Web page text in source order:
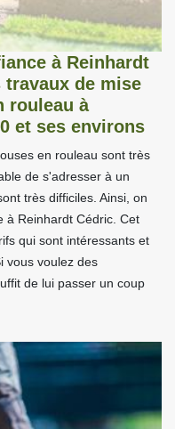
à Reinhardt
de mise
rouleau à
et ses environs
en rouleau sont très
de s'adresser à un
très difficiles. Ainsi, on
à Reinhardt Cédric. Cet
qui sont intéressants et
vous voulez des
de lui passer un coup